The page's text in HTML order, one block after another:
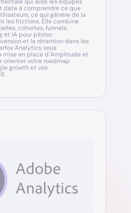
data à comprendre ce que
ce qui génère de la
les frictions. Elle combine
cohortes, funnels,
et IA pour piloter
et la rétention dans les
Analytics vous
mise en place d’Amplitude et
orienter votre roadmap
growth et vos